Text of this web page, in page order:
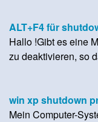
ALT+F4 für
Hallo !Gibt es eine
zu deaktivieren, so
win xp shutdown
Mein Computer-